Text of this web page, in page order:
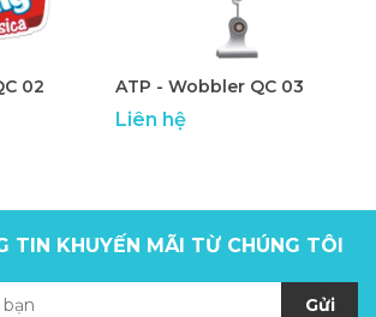
02 ATP - Wobbler QC 03
Liên hệ
TIN KHUYẾN MÃI TỪ CHÚNG TÔI
Gửi